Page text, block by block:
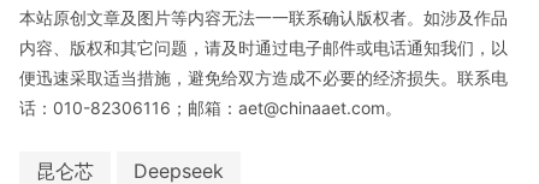
本站原创文章及图片等内容无法一一联系确认版权者。如涉及作品
内容、版权和其它问题，请及时通过电子邮件或电话通知我们，以
便迅速采取适当措施，避免给双方造成不必要的经济损失。联系电
话：010-82306116；邮箱：aet@chinaaet.com。
昆仑芯 Deepseek